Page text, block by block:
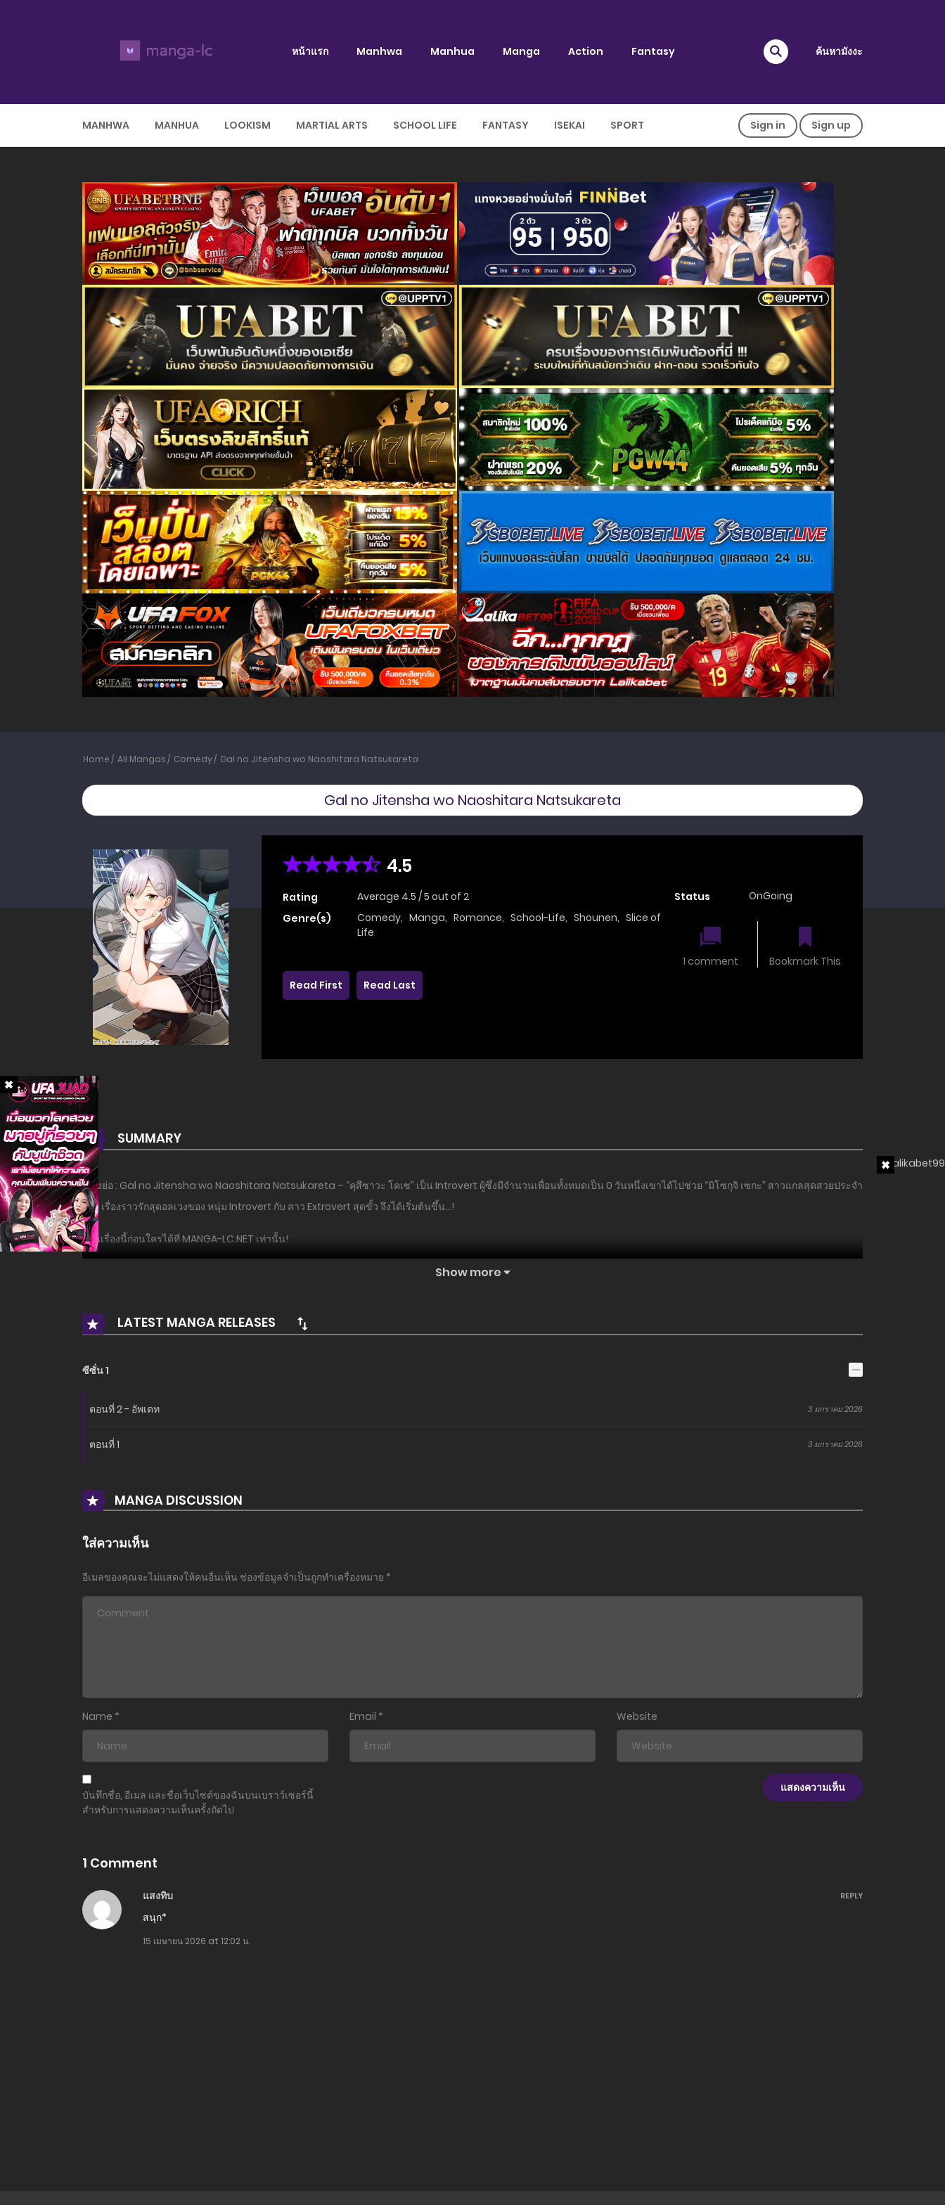
หน้าแรก Manhwa Manhua Manga Action Fantasy ค้นหามังงะ
MANHWA MANHUA LOOKISM MARTIAL ARTS SCHOOL LIFE FANTASY ISEKAI SPORT Sign in Sign up
Home All Mangas Comedy Gal no Jitensha wo Naoshitara Natsukareta
Gal no Jitensha wo Naoshitara Natsukareta
4.5
Rating Average 4.5 /5 out of 2
Genre(s)
Comedy, Manga, Romance, School-Life, Shounen, Slice of
Life
Status OnGoing
1 comment
Bookmark This
Read First
Read Last
SUMMARY
เรื่องย่อ : Gal no Jitensha wo Naoshitara Natsukareta – “คุสึซาวะ โคเซ” เป็น Introvert ผู้ซึ่งมีจำนวนเพื่อนทั้งหมดเป็น 0 วันหนึ่งเขาได้ไปช่วย “มิโซกุจิ เซกะ” สาวแกลสุดสวยประจำ
ห้อง เรื่องราวรักสุดอลเวงของ หนุ่ม Introvert กับ สาว Extrovert สุดขั้ว จึงได้เริ่มต้นขึ้น…!
อ่านเรื่องนี้ก่อนใครได้ที่ MANGA-LC.NET เท่านั้น!
Show more
LATEST MANGA RELEASES
ซีซั่น 1
ตอนที่ 2 - อัพเดท 3 มกราคม 2026
ตอนที่ 1 3 มกราคม 2026
MANGA DISCUSSION
ใส่ความเห็น
อีเมลของคุณจะไม่แสดงให้คนอื่นเห็น ช่องข้อมูลจำเป็นถูกทำเครื่องหมาย *
Name * Email * Website
บันทึกชื่อ, อีเมล และชื่อเว็บไซต์ของฉันบนเบราว์เซอร์นี้
สำหรับการแสดงความเห็นครั้งถัดไป
1 Comment
แสงทิบ
สนุก*
15 เมษายน 2026 at 12:02 น.
REPLY